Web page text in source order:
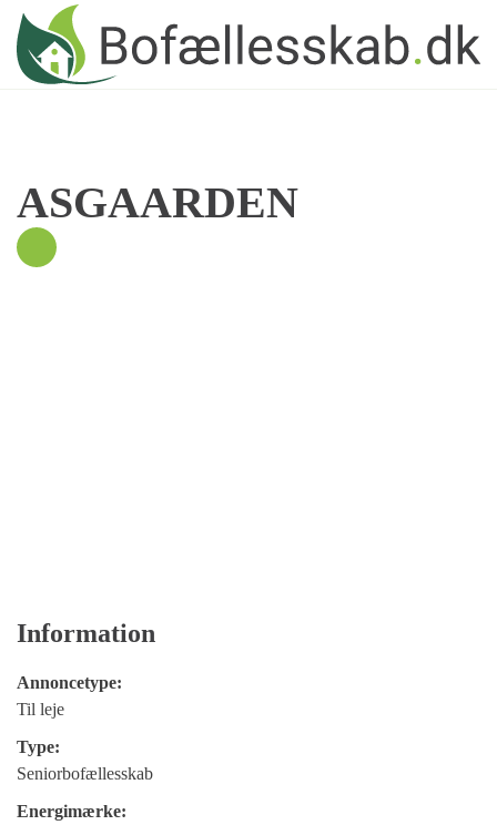
Skip to main content
ASGAARDEN
Information
Annoncetype:
Til leje
Type:
Seniorbofællesskab
Energimærke: